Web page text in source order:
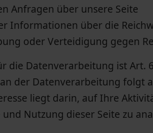
Anfragen über unsere Seite
Informationen über die
oder Verteidigung gegen
die Datenverarbeitung ist Art.
der Datenverarbeitung folgt
liegt darin, auf Ihre
Nutzung dieser Seite zu